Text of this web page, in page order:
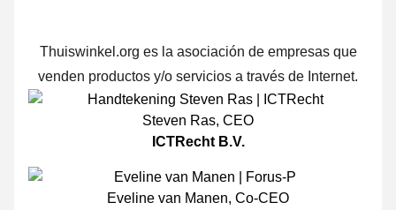
Thuiswinkel.org es la asociación de empresas que
venden productos y/o servicios a través de Internet.
Steven Ras, CEO
ICTRecht B.V.
Eveline van Manen, Co-CEO